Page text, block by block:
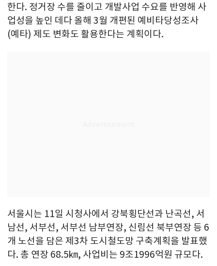
한다. 정거장 수를 줄이고 개발사업 수요를 반영해 사
업성을 높인 데다 올해 3월 개편된 예비타당성조사
(예타) 제도 변화도 활용한다는 계획이다.
서울시는 11일 시청사에서 강북횡단선과 난곡선, 서
남선, 서부선, 서부선 남부연장, 신림선 북부연장 등 6
개 노선을 담은 제3차 도시철도망 구축계획을 발표했
다. 총 연장 68.5㎞, 사업비는 9조1996억원 규모다.